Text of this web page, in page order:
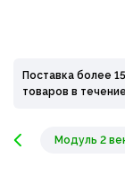
Поставка более
товаров в
Модуль 2